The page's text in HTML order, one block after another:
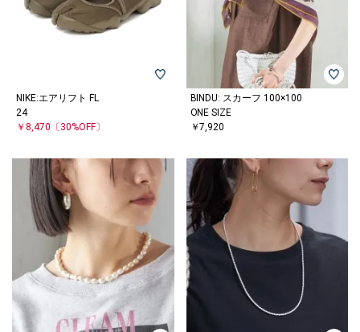
NIKE:エアリフト FL
24
￥8,470 〔30%OFF〕
BINDU: スカーフ 100×100
ONE SIZE
￥7,920